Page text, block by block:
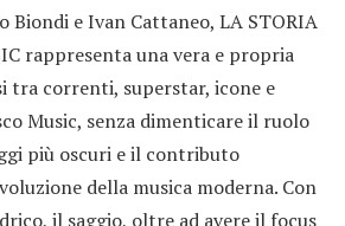
Biondi e Ivan Cattaneo, LA STORIA
rappresenta una vera e propria
tra correnti, superstar, icone e
Music, senza dimenticare il ruolo
più oscuri e il contributo
della musica moderna. Con
il saggio, oltre ad avere il focus